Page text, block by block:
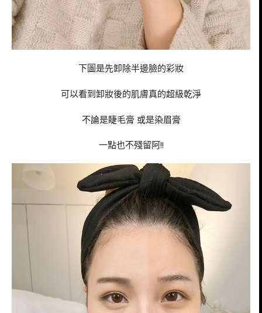
下圖是先卸除半邊臉的彩妝
可以看到卸妝後的肌膚真的超級乾淨
不論是睫毛膏 或是染眉膏
一點也不殘留阿!!